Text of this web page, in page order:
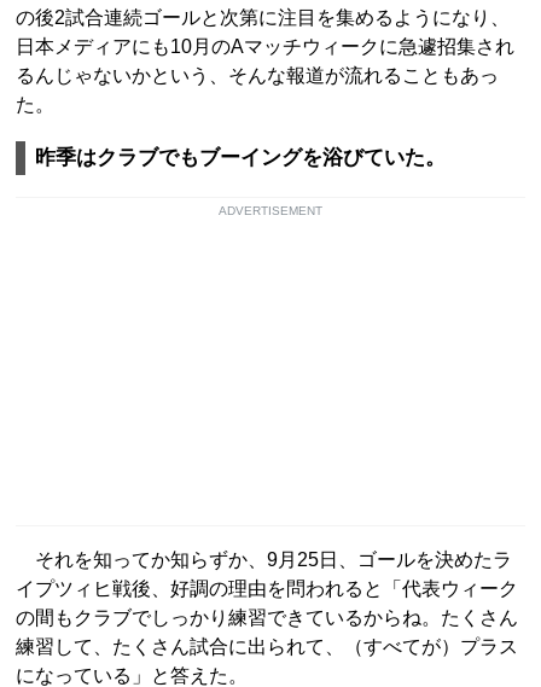
の後2試合連続ゴールと次第に注目を集めるようになり、
日本メディアにも10月のAマッチウィークに急遽招集され
るんじゃないかという、そんな報道が流れることもあっ
た。
昨季はクラブでもブーイングを浴びていた。
ADVERTISEMENT
それを知ってか知らずか、9月25日、ゴールを決めたラ
イプツィヒ戦後、好調の理由を問われると「代表ウィーク
の間もクラブでしっかり練習できているからね。たくさん
練習して、たくさん試合に出られて、（すべてが）プラス
になっている」と答えた。